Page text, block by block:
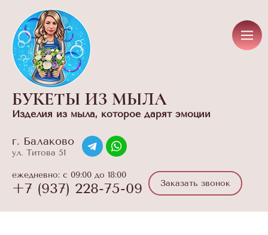
БУКЕТЫ ИЗ МЫЛА
Изделия из мыла, которое дарят эмоции
г. Балаково
ул. Титова 51
ежедневно: с 09:00 до 18:00
+7 (937) 228-75-09 Заказать звонок